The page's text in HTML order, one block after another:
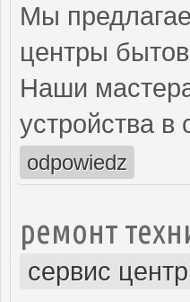
Мы
центры
Наши
устройства
odpowiedz
ремонт
сервис